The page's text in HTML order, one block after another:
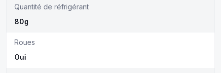
Quantité de réfrigérant
80g
Roues
Oui